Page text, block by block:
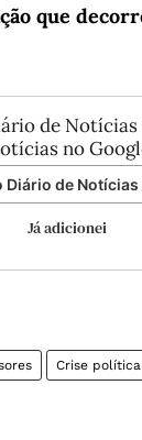
que
de
no
Diário de Notícias
Já adicionei
Crise política